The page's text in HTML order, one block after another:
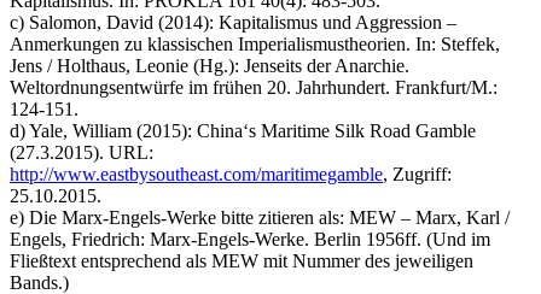
c) Salomon, David (2014): Kapitalismus und Aggression –
Anmerkungen zu klassischen Imperialismustheorien. In: Steffek,
Jens / Holthaus, Leonie (Hg.): Jenseits der Anarchie.
Weltordnungsentwürfe im frühen 20. Jahrhundert. Frankfurt/M.:
124-151.
d) Yale, William (2015): China‘s Maritime Silk Road Gamble
(27.3.2015). URL:
http://www.eastbysoutheast.com/maritimegamble, Zugriff:
25.10.2015.
e) Die Marx-Engels-Werke bitte zitieren als: MEW – Marx, Karl /
Engels, Friedrich: Marx-Engels-Werke. Berlin 1956ff. (Und im
Fließtext entsprechend als MEW mit Nummer des jeweiligen
Bands.)